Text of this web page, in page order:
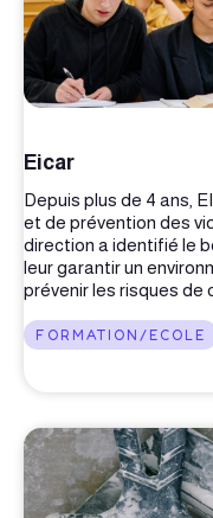
Eicar
Depuis plus de 4 ans,
et de prévention des
direction a identifié le
leur garantir un
prévenir les risques de
FORMATION/ECOLE